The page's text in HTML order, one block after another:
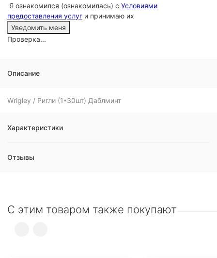
Я ознакомился (ознакомилась) с Условиями
предоставления услуг и принимаю их
Проверка...
Описание
Wrigley / Ригли (1*30шт) Даблминт
Характеристики
Отзывы
С этим товаром также покупают